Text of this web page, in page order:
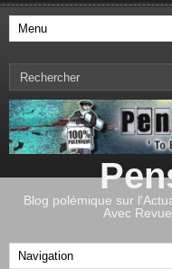
Blog polémique sur
Avec